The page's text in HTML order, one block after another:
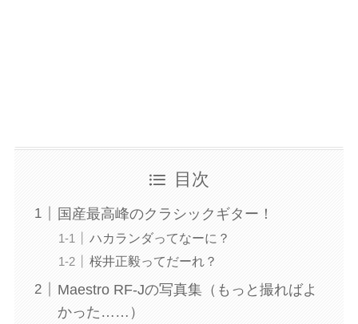
目次
国産最高峰のクラシックギター！
ハカランダってなーに？
桜井正毅ってだーれ？
Maestro RF-Jの写真集（もっと撮ればよ
かった……）